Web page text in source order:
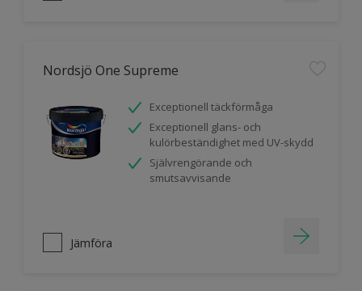
Nordsjö One Supreme
Exceptionell täckförmåga
Exceptionell glans- och
kulörbeständighet med UV-skydd
Självrengörande och
smutsavvisande
Jämföra